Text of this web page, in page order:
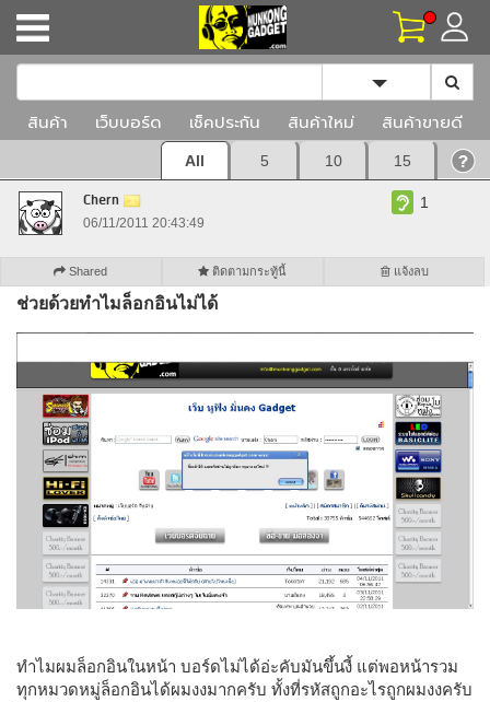
Toggle
สินค้า เว็บบอร์ด เช็คประกัน สินค้าใหม่ สินค้าขายดี
All 5 10 15
Chern
06/11/2011 20:43:49
1
Shared ติดตามกระทู้นี้ แจ้งลบ
ช่วยด้วยทำไมล็อกอินไม่ได้
ทำไมผมล็อกอินในหน้า บอร์ดไม่ได้อ่ะคับมันขึ้นงี้ แต่พอหน้ารวม
ทุกหมวดหมู่ล็อกอินได้ผมงงมากครับ ทั้งที่รหัสถูกอะไรถูกผมงงครับ